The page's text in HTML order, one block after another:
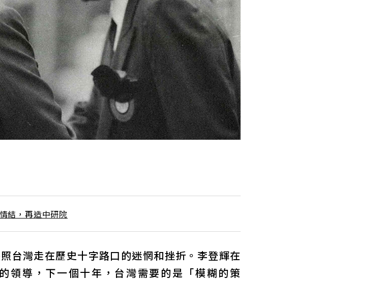
結，再造中研院
台灣走在歷史十字路口的迷惘和挫折。李登輝在
領導，下一個十年，台灣需要的是「模糊的策